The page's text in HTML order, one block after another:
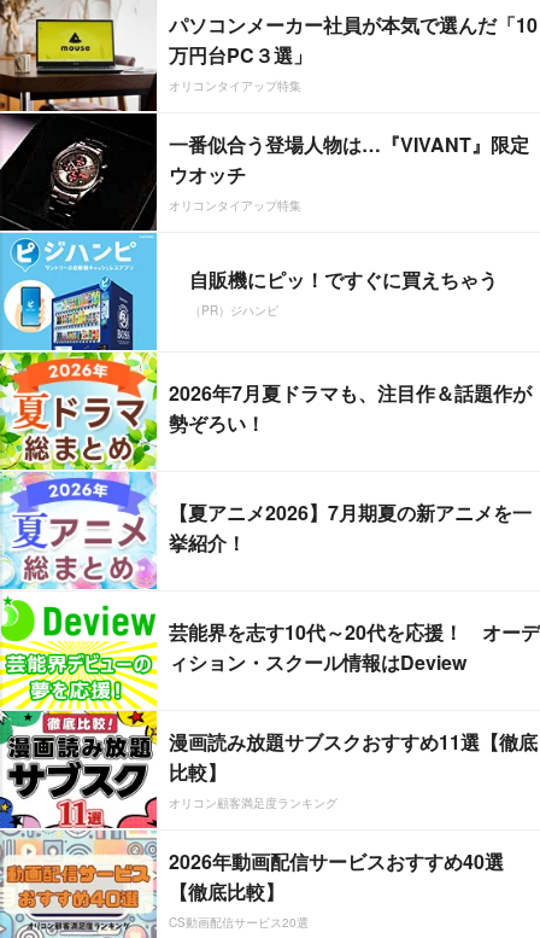
パソコンメーカー社員が本気で選んだ「10
万円台PC３選」
オリコンタイアップ特集
一番似合う登場人物は…『VIVANT』限定
ウオッチ
オリコンタイアップ特集
自販機にピッ！ですぐに買えちゃう
（PR）ジハンピ
2026年7月夏ドラマも、注目作＆話題作が
勢ぞろい！
【夏アニメ2026】7月期夏の新アニメを一
挙紹介！
芸能界を志す10代～20代を応援！ オーデ
ィション・スクール情報はDeview
漫画読み放題サブスクおすすめ11選【徹底
比較】
オリコン顧客満足度ランキング
2026年動画配信サービスおすすめ40選
【徹底比較】
CS動画配信サービス20選